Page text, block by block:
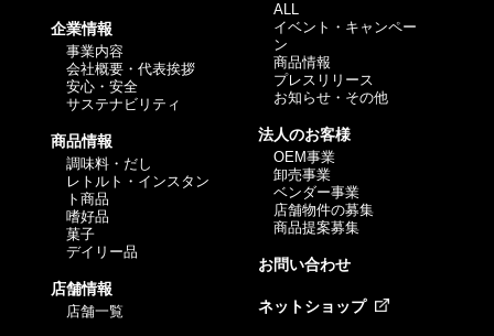
企業情報
事業内容
会社概要・代表挨拶
安心・安全
サステナビリティ
商品情報
調味料・だし
レトルト・インスタン
ト商品
嗜好品
菓子
デイリー品
店舗情報
店舗一覧
ALL
イベント・キャンペー
ン
商品情報
プレスリリース
お知らせ・その他
法人のお客様
OEM事業
卸売事業
ベンダー事業
店舗物件の募集
商品提案募集
お問い合わせ
ネットショップ